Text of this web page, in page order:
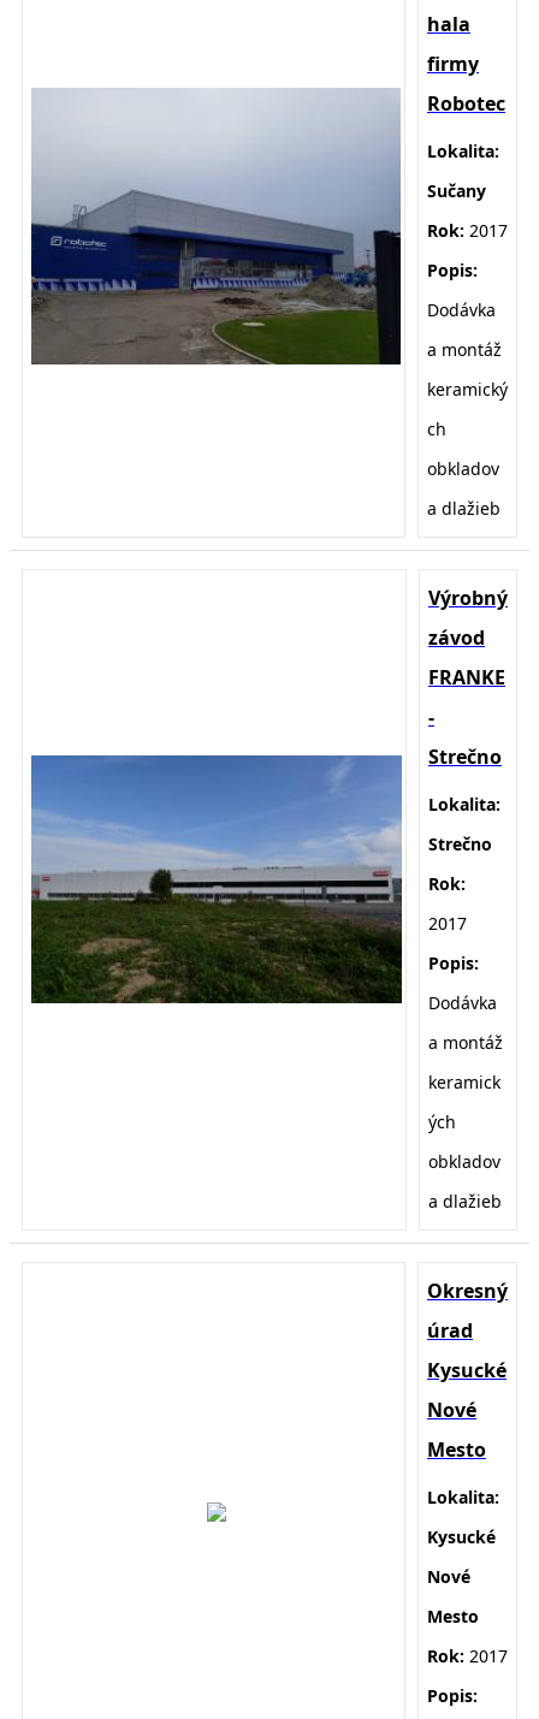
hala
firmy
Robotec
Lokalita:
Sučany
Rok: 2017
Popis:
Dodávka
a montáž
keramický
ch
obkladov
a dlažieb
Výrobný
závod
FRANKE
-
Strečno
Lokalita:
Strečno
Rok:
2017
Popis:
Dodávka
a montáž
keramick
ých
obkladov
a dlažieb
Okresný
úrad
Kysucké
Nové
Mesto
Lokalita:
Kysucké
Nové
Mesto
Rok: 2017
Popis: